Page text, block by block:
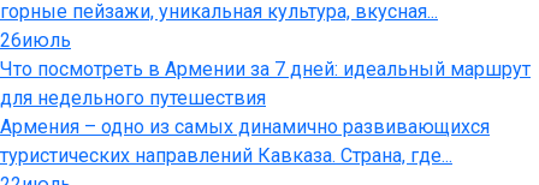
горные пейзажи, уникальная культура, вкусная...
26июль
Что посмотреть в Армении за 7 дней: идеальный маршрут
для недельного путешествия
Армения – одно из самых динамично развивающихся
туристических направлений Кавказа. Страна, где...